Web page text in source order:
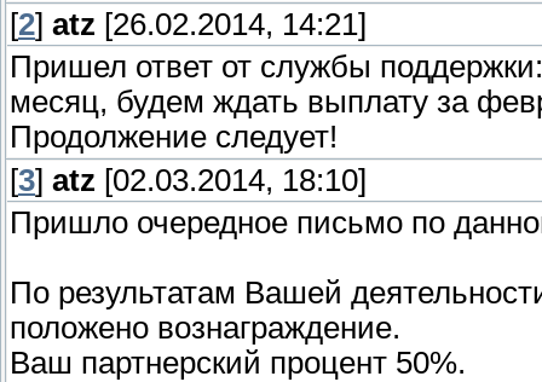
[2] atz [26.02.2014, 14:21]
Пришел ответ от службы
месяц, будем ждать выплату за
Продолжение следует!
[3] atz [02.03.2014, 18:10]
Пришло очередное письмо по
По результатам Вашей
положено вознаграждение.
Ваш партнерский процент 50%.